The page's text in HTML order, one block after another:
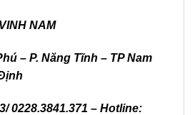
NAM
– P. Năng Tĩnh – TP Nam
0228.3841.371 – Hotline: